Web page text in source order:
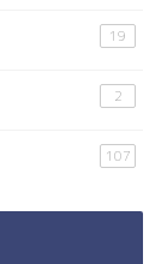
19
2
107